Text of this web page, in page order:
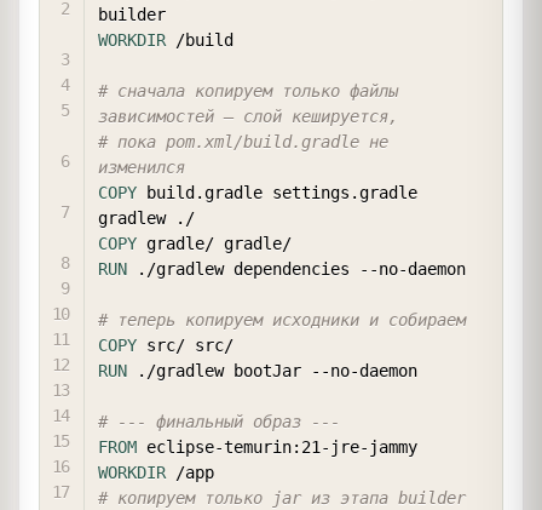
builder
WORKDIR /build
# сначала копируем только файлы
зависимостей — слой кешируется,
# пока pom.xml/build.gradle не
изменился
COPY build.gradle settings.gradle
gradlew ./
COPY gradle/ gradle/
RUN ./gradlew dependencies --no-daemon
# теперь копируем исходники и собираем
COPY src/ src/
RUN ./gradlew bootJar --no-daemon
# --- финальный образ ---
FROM eclipse-temurin:21-jre-jammy
WORKDIR /app
# копируем только jar из этапа builder